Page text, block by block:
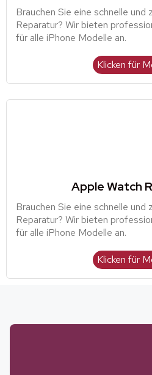
Brauchen Sie eine schnelle und
Reparatur? Wir bieten
für alle iPhone Modelle an.
Klicken für
Apple Watch
Brauchen Sie eine schnelle und
Reparatur? Wir bieten
für alle iPhone Modelle an.
Klicken für